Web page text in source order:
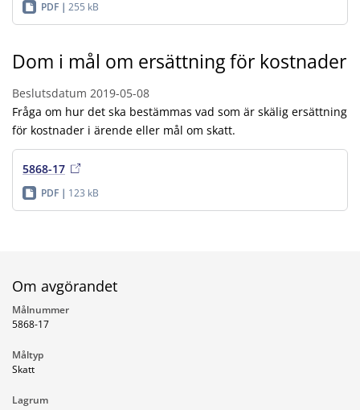
PDF 255 kB
Dom i mål om ersättning för kostnader
Beslutsdatum 2019-05-08
Fråga om hur det ska bestämmas vad som är skälig ersättning
för kostnader i ärende eller mål om skatt.
5868-17
PDF 123 kB
Om avgörandet
Målnummer
5868-17
Måltyp
Skatt
Lagrum